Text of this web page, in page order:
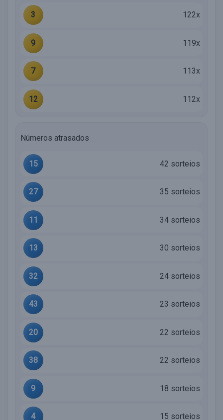
3 122x
9 119x
7 113x
12 112x
Números atrasados
15 42 sorteios
27 35 sorteios
11 34 sorteios
13 30 sorteios
32 24 sorteios
43 23 sorteios
20 22 sorteios
38 22 sorteios
9 18 sorteios
4 15 sorteios